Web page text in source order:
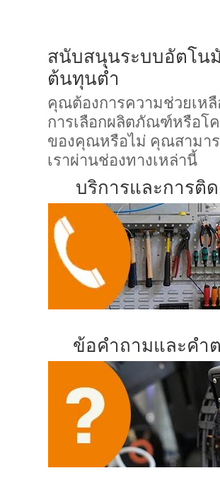
สนับสนุนระบบอัตโน
ต้นทุนต่ำ
คุณต้องการความช่วยเหลื
การเลือกผลิตภัณฑ์หรือโค
ของคุณหรือไม่ คุณสามา
เราผ่านช่องทางเหล่านี้
บริการและการติ
ข้อคำถามและคำ